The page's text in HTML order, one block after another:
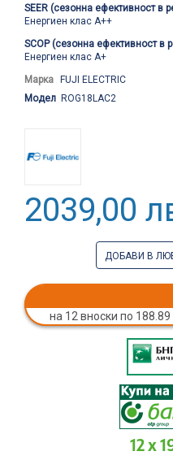
SEER (сезонна ефективност в
Енергиен клас А++
SCOP (сезонна ефективност в
Енергиен клас А+
Марка FUJI ELECTRIC
Модел ROG18LAC2
2039,00
ДОБАВИ В
на 12 вноски по 188.89
12 x